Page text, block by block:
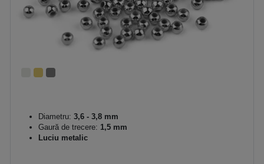
Diametru: 3,6 - 3,8 mm
Gaură de trecere: 1,5 mm
Luciu metalic